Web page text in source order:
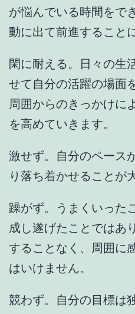
が悩んでいる時間をで
動に出て前進すること
閑に耐える。日々の生
せて自分の活躍の場面
周囲からのきっかけに
を高めていきます。
激せず。自分のペース
り落ち着かせることが
躁がず。うまくいった
成し遂げたことではあ
することなく、周囲に
はいけません。
競わず。自分の目標は